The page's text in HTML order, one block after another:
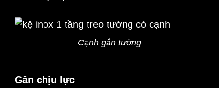
Cạnh gắn tường
Gân chịu lực